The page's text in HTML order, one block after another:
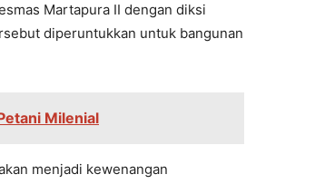
Martapura II dengan diksi
diperuntukkan untuk bangunan
Milenial
menjadi kewenangan